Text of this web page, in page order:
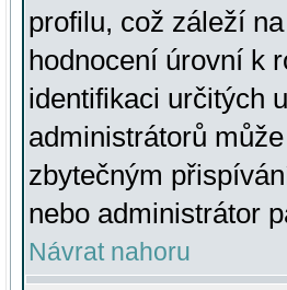
profilu, což záleží
hodnocení úrovní k
identifikaci určitých
administrátorů
zbytečným
nebo administrátor
Návrat nahoru